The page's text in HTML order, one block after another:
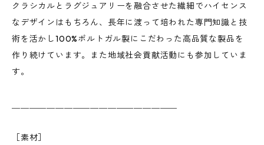
クラシカルとラグジュアリーを融合させた繊細でハイセンス
なデザインはもちろん、長年に渡って培われた専門知識と技
術を活かし100%ポルトガル製にこだわった高品質な製品を
作り続けています。また地域社会貢献活動にも参加していま
す。
［素材］